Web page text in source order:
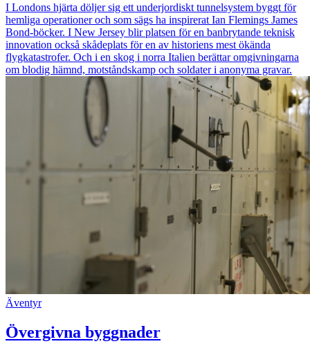
I Londons hjärta döljer sig ett underjordiskt tunnelsystem byggt för
hemliga operationer och som sägs ha inspirerat Ian Flemings James
Bond-böcker. I New Jersey blir platsen för en banbrytande teknisk
innovation också skådeplats för en av historiens mest ökända
flygkatastrofer. Och i en skog i norra Italien berättar omgivningarna
om blodig hämnd, motståndskamp och soldater i anonyma gravar.
Äventyr
Övergivna byggnader